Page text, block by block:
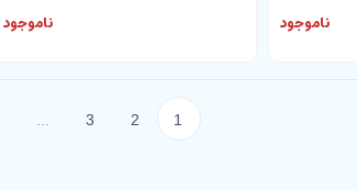
ناموجود ناموجود
1
2
3